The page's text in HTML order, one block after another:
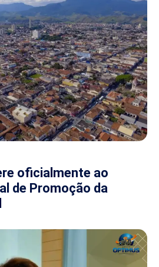
oficialmente ao
de Promoção da